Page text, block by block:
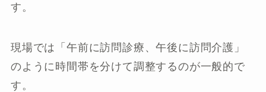
す。
現場では「午前に訪問診療、午後に訪問介護」
のように時間帯を分けて調整するのが一般的で
す。